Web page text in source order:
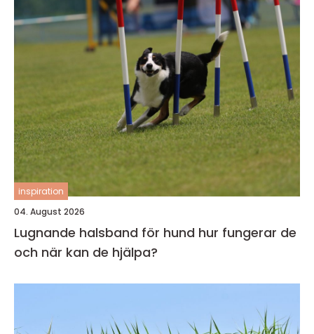
inspiration
04. August 2026
Lugnande halsband för hund hur fungerar de
och när kan de hjälpa?